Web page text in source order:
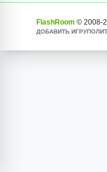
FlashRoom © 2008-
ДОБАВИТЬ ИГРУ